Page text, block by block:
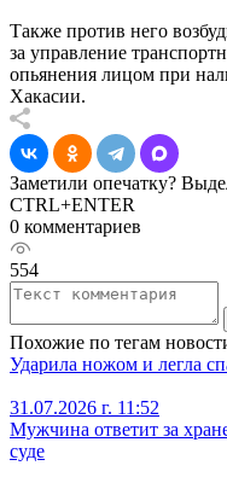
Также против него
за управление
опьянения лицом при
Хакасии.
Заметили опечатку?
CTRL+ENTER
0 комментариев
554
Похожие по тегам
Ударила ножом и легла
31.07.2026 г. 11:52
Мужчина ответит за
суде